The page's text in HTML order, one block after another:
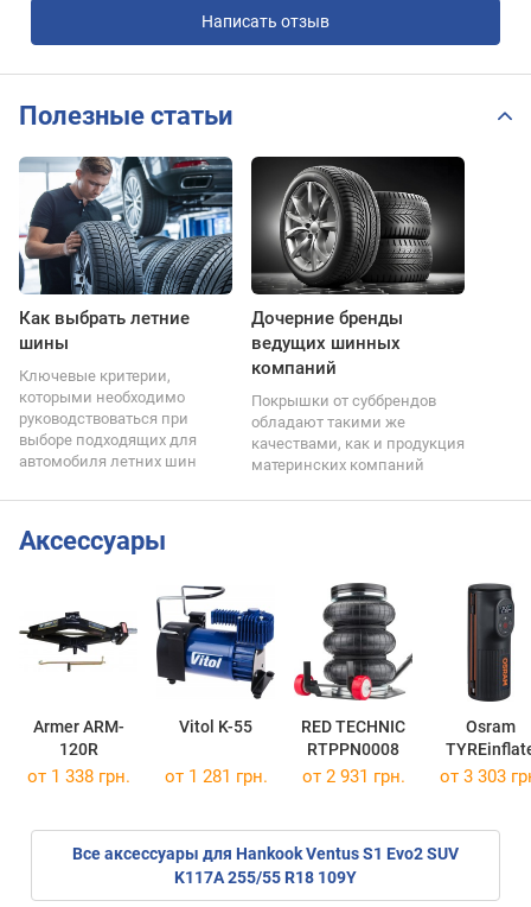
Написать отзыв
Полезные статьи
Как выбрать летние
шины
Ключевые критерии,
которыми необходимо
руководствоваться при
выборе подходящих для
автомобиля летних шин
Дочерние бренды
ведущих шинных
компаний
Покрышки от суббрендов
обладают такими же
качествами, как и продукция
материнских компаний
Аксессуары
Armer ARM-
120R
Vitol K-55
RED TECHNIC
RTPPN0008
Osram
2000
от 1 338 грн. от 1 281 грн. от 2 931 грн. от 3 303
Все аксессуары для Hankook Ventus S1 Evo2 SUV
K117A 255/55 R18 109Y